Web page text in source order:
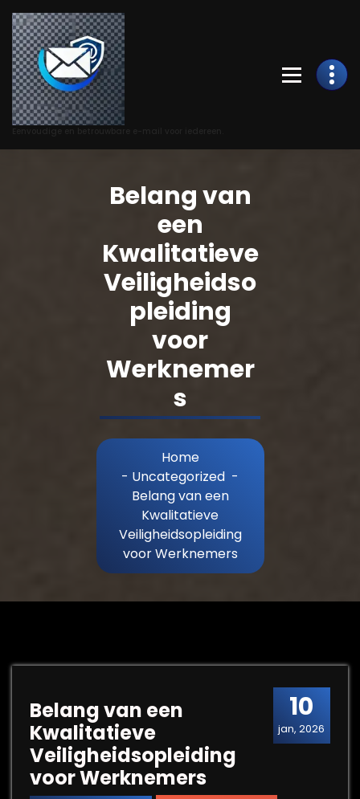
Skip
to
Content
Belang van
een
Kwalitatieve
Veiligheidso
pleiding
voor
Werknemer
s
Home
- Uncategorized -
Belang van een
Kwalitatieve
Veiligheidsopleiding
voor Werknemers
10
jan, 2026
Belang van een
Kwalitatieve
Veiligheidsopleiding
voor Werknemers